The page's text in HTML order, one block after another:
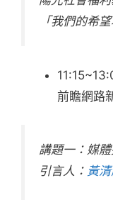
「我們的希
前瞻網路
講題一：媒
引言人： 黃